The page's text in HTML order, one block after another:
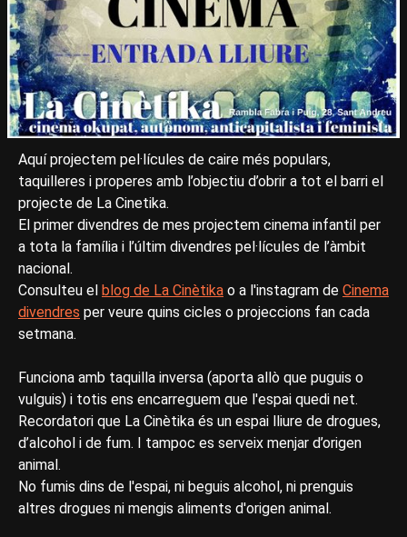
Aquí projectem pel·lícules de caire més populars,
taquilleres i properes amb l’objectiu d’obrir a tot el barri el
projecte de La Cinetika.
El primer divendres de mes projectem cinema infantil per
a tota la família i l’últim divendres pel·lícules de l’àmbit
nacional.
Consulteu el blog de La Cinètika o a l'instagram de Cinema
divendres per veure quins cicles o projeccions fan cada
setmana.
Funciona amb taquilla inversa (aporta allò que puguis o
vulguis) i totis ens encarreguem que l'espai quedi net.
Recordatori que La Cinètika és un espai lliure de drogues,
d’alcohol i de fum. I tampoc es serveix menjar d’origen
animal.
No fumis dins de l'espai, ni beguis alcohol, ni prenguis
altres drogues ni mengis aliments d'origen animal.